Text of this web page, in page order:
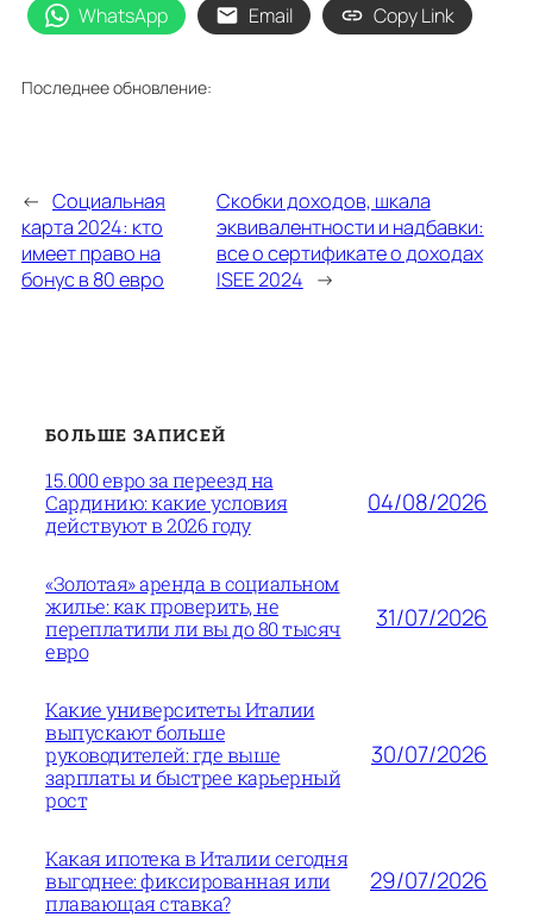
WhatsApp
Email Copy Link
Последнее обновление:
← Социальная
карта 2024: кто
имеет право на
бонус в 80 евро
Скобки доходов, шкала
эквивалентности и надбавки:
все о сертификате о доходах
ISEE 2024 →
БОЛЬШЕ ЗАПИСЕЙ
15.000 евро за переезд на
Сардинию: какие условия
действуют в 2026 году
04/08/2026
«Золотая» аренда в социальном
жилье: как проверить, не
переплатили ли вы до 80 тысяч
евро
31/07/2026
Какие университеты Италии
выпускают больше
руководителей: где выше
зарплаты и быстрее карьерный
рост
30/07/2026
Какая ипотека в Италии сегодня
выгоднее: фиксированная или
плавающая ставка?
29/07/2026